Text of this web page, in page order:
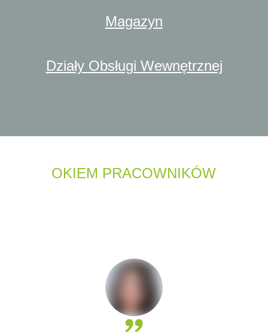
Magazyn
Działy Obsługi Wewnętrznej
OKIEM PRACOWNIKÓW